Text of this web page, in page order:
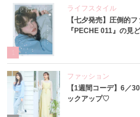
ライフスタイル
【七夕発売】圧倒的
『PECHE 011』の見
ファッション
【1週間コーデ】6／
ックアップ♡